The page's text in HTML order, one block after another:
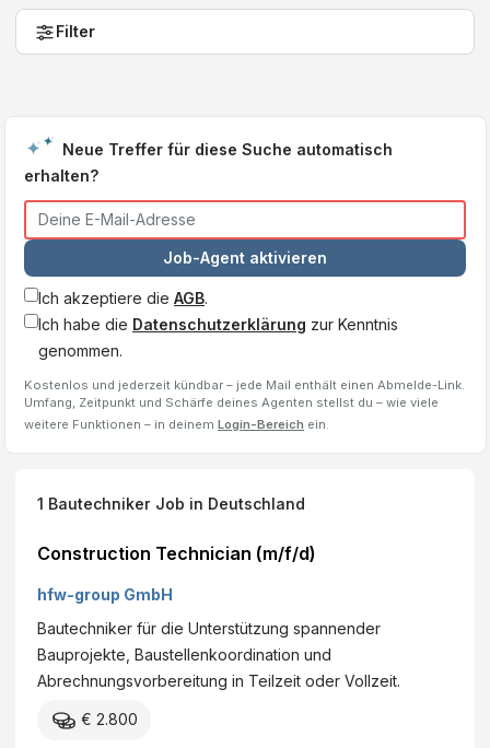
Filter
Neue Treffer für diese Suche automatisch
erhalten?
Job-Agent aktivieren
Ich akzeptiere die AGB.
Ich habe die Datenschutzerklärung zur Kenntnis
genommen.
Kostenlos und jederzeit kündbar – jede Mail enthält einen Abmelde-Link.
Umfang, Zeitpunkt und Schärfe deines Agenten stellst du – wie viele
weitere Funktionen – in deinem Login-Bereich ein.
1 Bautechniker Job in Deutschland
Construction Technician (m/f/d)
hfw-group GmbH
Bautechniker für die Unterstützung spannender
Bauprojekte, Baustellenkoordination und
Abrechnungsvorbereitung in Teilzeit oder Vollzeit.
€ 2.800